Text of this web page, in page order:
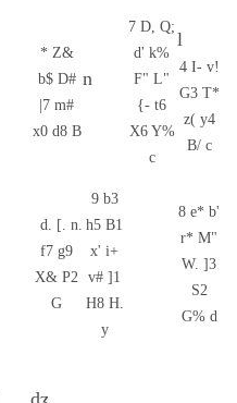
* Z&
b$ D#
|7 m#
x0 d8 B
n
7 D, Q;
d' k%
F" L"
{- t6
X6 Y%
c
l
4 I- v!
G3 T*
z( y4
B/ c
d. [. n.
f7 g9
X& P2
G
9 b3
h5 B1
x' i+
v# ]1
H8 H.
y
8 e* b'
r* M"
W. ]3
S2
G% d
dʒ